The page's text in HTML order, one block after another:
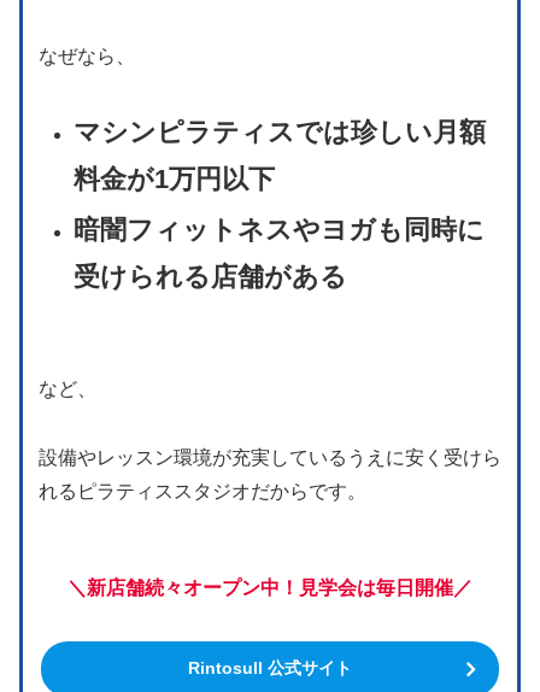
なぜなら、
マシンピラティスでは珍しい月額
料金が1万円以下
暗闇フィットネスやヨガも同時に
受けられる店舗がある
など、
設備やレッスン環境が充実しているうえに安く受けら
れるピラティススタジオだからです。
＼新店舗続々オープン中！見学会は毎日開催／
Rintosull 公式サイト